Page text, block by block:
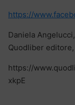
https://
Daniela
Quodliber
https://
xkpE